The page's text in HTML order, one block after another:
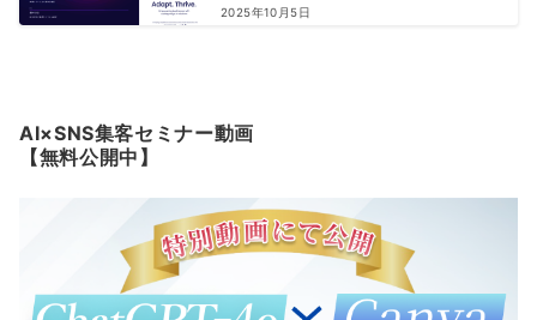
2025年10月5日
AI×SNS集客セミナー動画
【無料公開中】